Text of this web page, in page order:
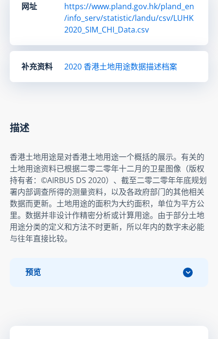
网址
https://www.pland.gov.hk/pland_en
/info_serv/statistic/landu/csv/LUHK
2020_SIM_CHI_Data.csv
补充资料 2020 香港土地用途数据描述档案
描述
香港土地用途是对香港土地用途一个概括的展示。有关的
土地用途资料已根据二零二零年十二月的卫星图像（版权
持有者：©AIRBUS DS 2020）、截至二零二零年年底规划
署内部调查所得的测量资料，以及各政府部门的其他相关
数据而更新。土地用途的面积为大约面积，单位为平方公
里。数据并非设计作精密分析或计算用途。由于部分土地
用途分类的定义和方法不时更新，所以年内的数字未必能
与往年直接比较。
预览